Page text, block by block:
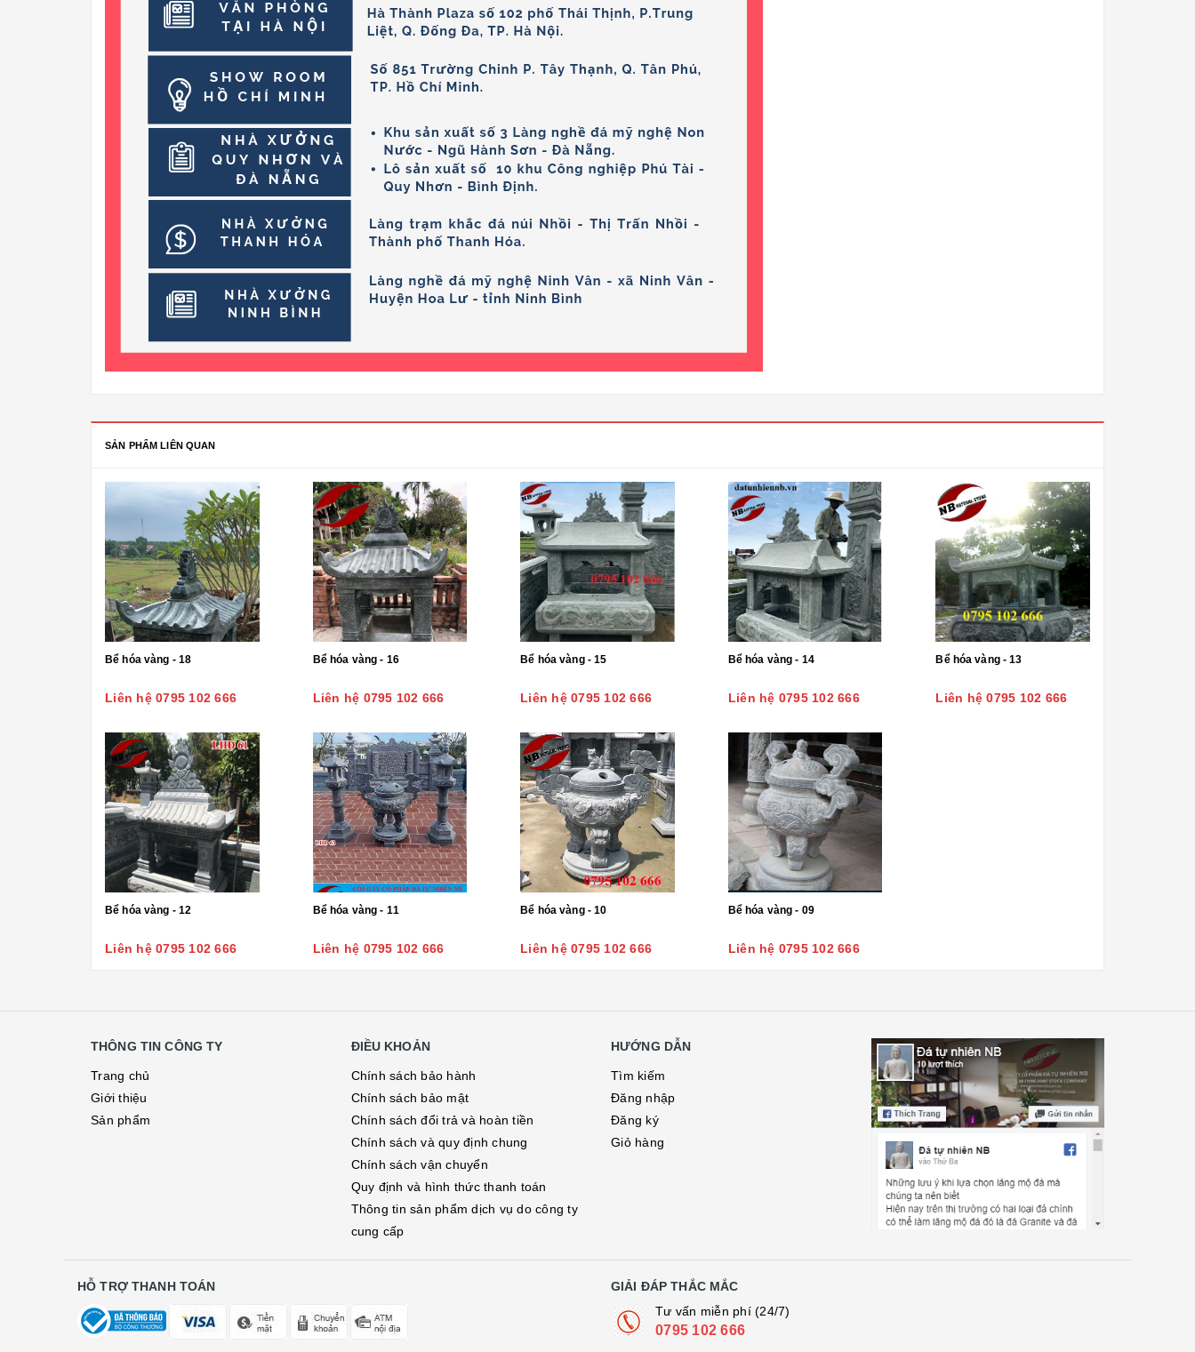
SẢN PHẨM LIÊN QUAN
Bể hóa vàng - 18
Liên hệ 0795 102 666
Bể hóa vàng - 16
Liên hệ 0795 102 666
Bể hóa vàng - 15
Liên hệ 0795 102 666
Bể hóa vàng - 14
Liên hệ 0795 102 666
Bể hóa vàng - 13
Liên hệ 0795 102 666
Bể hóa vàng - 12
Liên hệ 0795 102 666
Bể hóa vàng - 11
Liên hệ 0795 102 666
Bể hóa vàng - 10
Liên hệ 0795 102 666
Bể hóa vàng - 09
Liên hệ 0795 102 666
THÔNG TIN CÔNG TY
Trang chủ
Giới thiệu
Sản phẩm
ĐIỀU KHOẢN
Chính sách bảo hành
Chính sách bảo mật
Chính sách đổi trả và hoàn tiền
Chính sách và quy định chung
Chính sách vận chuyển
Quy định và hình thức thanh toán
Thông tin sản phẩm dịch vụ do công ty
cung cấp
HƯỚNG DẪN
Tìm kiếm
Đăng nhập
Đăng ký
Giỏ hàng
HỖ TRỢ THANH TOÁN
GIẢI ĐÁP THẮC MẮC
Tư vấn miễn phí (24/7)
0795 102 666